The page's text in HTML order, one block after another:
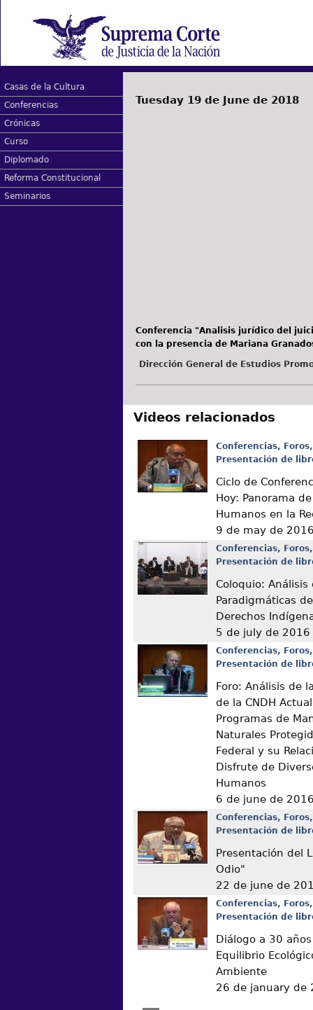
Casas de la Cultura
Conferencias
Crónicas
Curso
Diplomado
Reforma Constitucional
Seminarios
Tuesday 19 de June de 2018
Conferencia "Analisis jurídico del
con la presencia de Mariana
Dirección General de Estudios
Videos relacionados
Conferencias,
Presentación de
Ciclo de
Hoy: Panorama
Humanos en la
9 de may de
Conferencias,
Presentación de
Coloquio: Análisis
Paradigmáticas
Derechos
5 de july de 2016
Conferencias,
Presentación de
Foro: Análisis de
de la CNDH
Programas de
Naturales
Federal y su
Disfrute de
Humanos
6 de june de
Conferencias,
Presentación de
Presentación del
Odio"
22 de june de
Conferencias,
Presentación de
Diálogo a 30
Equilibrio
Ambiente
26 de january de